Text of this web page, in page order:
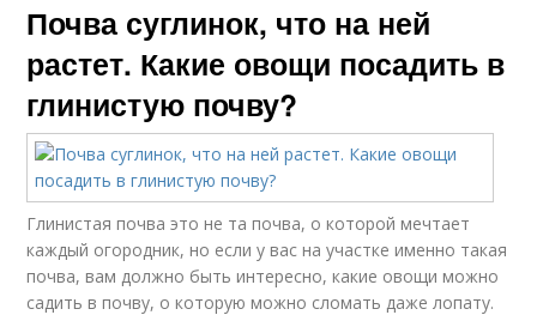
Почва суглинок, что на ней
растет. Какие овощи посадить в
глинистую почву?
Глинистая почва это не та почва, о которой мечтает
каждый огородник, но если у вас на участке именно такая
почва, вам должно быть интересно, какие овощи можно
садить в почву, о которую можно сломать даже лопату.